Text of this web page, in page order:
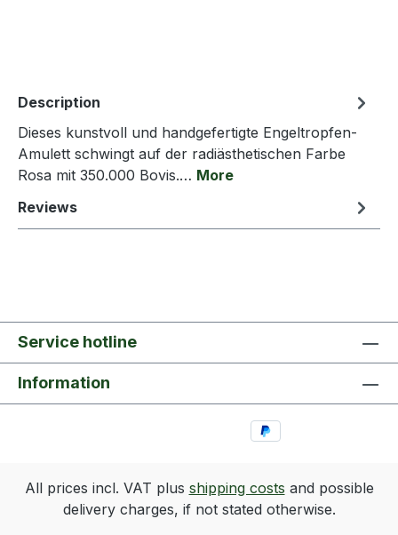
Description
Dieses kunstvoll und handgefertigte Engeltropfen-
Amulett schwingt auf der radiästhetischen Farbe
Rosa mit 350.000 Bovis.… More
Reviews
Service hotline
Information
All prices incl. VAT plus shipping costs and possible
delivery charges, if not stated otherwise.